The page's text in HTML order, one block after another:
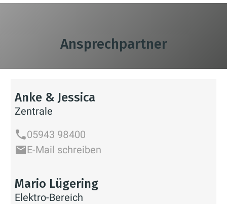
Ansprechpartner
Anke & Jessica
Zentrale
05943 98400
E-Mail schreiben
Mario Lügering
Elektro-Bereich